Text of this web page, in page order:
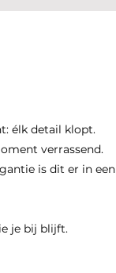
élk detail klopt.
verrassend.​
is dit er in een
je bij blijft.